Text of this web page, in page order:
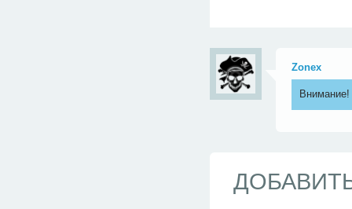
Zonex
Внимание!